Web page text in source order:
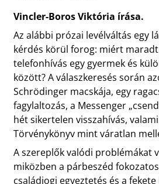
Vincler-Boros Viktória írása.
Az alábbi prózai levélváltás egy
kérdés körül forog: miért maradt
telefonhívás egy gyermek és
között? A válaszkeresés során
Schrödinger macskája, egy
fagylaltozás, a Messenger
hét sikertelen visszahívás,
Törvénykönyv mint váratlan
A szereplők valódi problémákat
miközben a párbeszéd
családjogi egyeztetés és a